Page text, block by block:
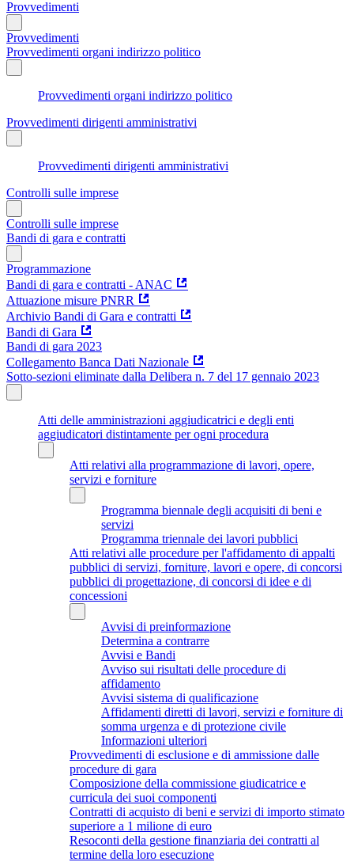
Provvedimenti
Provvedimenti
Provvedimenti organi indirizzo politico
Provvedimenti organi indirizzo politico
Provvedimenti dirigenti amministrativi
Provvedimenti dirigenti amministrativi
Controlli sulle imprese
Controlli sulle imprese
Bandi di gara e contratti
Programmazione
Bandi di gara e contratti - ANAC
Attuazione misure PNRR
Archivio Bandi di Gara e contratti
Bandi di Gara
Bandi di gara 2023
Collegamento Banca Dati Nazionale
Sotto-sezioni eliminate dalla Delibera n. 7 del 17 gennaio 2023
Atti delle amministrazioni aggiudicatrici e degli enti
aggiudicatori distintamente per ogni procedura
Atti relativi alla programmazione di lavori, opere,
servizi e forniture
Programma biennale degli acquisiti di beni e
servizi
Programma triennale dei lavori pubblici
Atti relativi alle procedure per l'affidamento di appalti
pubblici di servizi, forniture, lavori e opere, di concorsi
pubblici di progettazione, di concorsi di idee e di
concessioni
Avvisi di preinformazione
Determina a contrarre
Avvisi e Bandi
Avviso sui risultati delle procedure di
affidamento
Avvisi sistema di qualificazione
Affidamenti diretti di lavori, servizi e forniture di
somma urgenza e di protezione civile
Informazioni ulteriori
Provvedimenti di esclusione e di ammissione dalle
procedure di gara
Composizione della commissione giudicatrice e
curricula dei suoi componenti
Contratti di acquisto di beni e servizi di importo stimato
superiore a 1 milione di euro
Resoconti della gestione finanziaria dei contratti al
termine della loro esecuzione